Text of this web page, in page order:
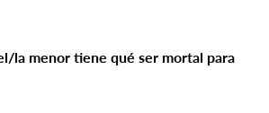
la menor tiene qué ser mortal para